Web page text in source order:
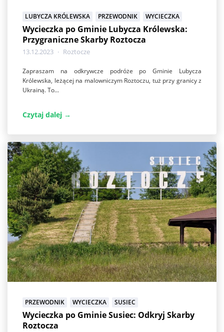
LUBYCZA KRÓLEWSKA PRZEWODNIK WYCIECZKA
Wycieczka po Gminie Lubycza Królewska:
Przygraniczne Skarby Roztocza
13.12.2023 Roztocze
Zapraszam na odkrywcze podróże po Gminie Lubycza
Królewska, leżącej na malowniczym Roztoczu, tuż przy granicy z
Ukrainą. To...
Czytaj dalej →
PRZEWODNIK WYCIECZKA SUSIEC
Wycieczka po Gminie Susiec: Odkryj Skarby
Roztocza